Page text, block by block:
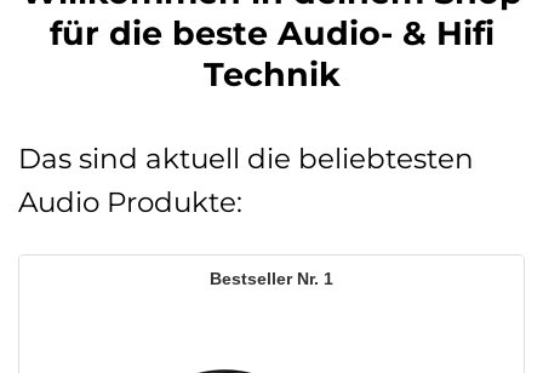
für die beste Audio- & Hifi
Technik
Das sind aktuell die beliebtesten
Audio Produkte:
1